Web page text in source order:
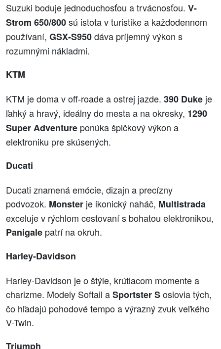
Suzuki boduje jednoduchosťou a trvácnosťou. V-
Strom 650/800sú istota v turistike a každodennom
používaní, GSX-S950dáva príjemný výkon s
rozumnými nákladmi.
KTM
KTM je doma v off-roade a ostrej jazde. 390 Duke je
ľahký a hravý, ideálny do mesta a na okresky, 1290
Super Adventure ponúka špičkový výkon a
elektroniku pre skúsených.
Ducati
Ducati znamená emócie, dizajn a precízny
podvozok. Monster je ikonický naháč, Multistrada
exceluje v rýchlom cestovaní s bohatou elektronikou,
Panigale patrí na okruh.
Harley-Davidson
Harley-Davidson je o štýle, krútiacom momente a
charizme. Modely Softail aSportster Soslovia tých,
čo hľadajú pohodové tempo a výrazný zvuk veľkého
V-Twin.
Triumph